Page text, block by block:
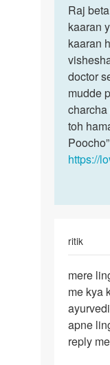
to
pr
by
raj
Raj
beta,
ye
hygiene
ki
kami…
Raj
kaaran
kaaran
doctor
mudde
toh
https://
ritik
mere
ling
kaa
size
bahut…
mere
me kya
apne
reply me